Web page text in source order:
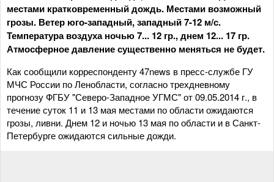
местами кратковременный дождь. Местами возможный
грозы. Ветер юго-западный, западный 7-12 м/с.
Температура воздуха ночью 7... 12 гр., днем 12... 17 гр.
Атмосферное давление существенно меняться не будет.
Как сообщили корреспонденту 47news в пресс-службе ГУ
МЧС России по Ленобласти, согласно трехдневному
прогнозу ФГБУ "Северо-Западное УГМС" от 09.05.2014 г., в
течение суток 11 и 13 мая местами по области ожидаются
грозы, ливни. Днем 12 и ночью 13 мая по области и в Санкт-
Петербурге ожидаются сильные дожди.